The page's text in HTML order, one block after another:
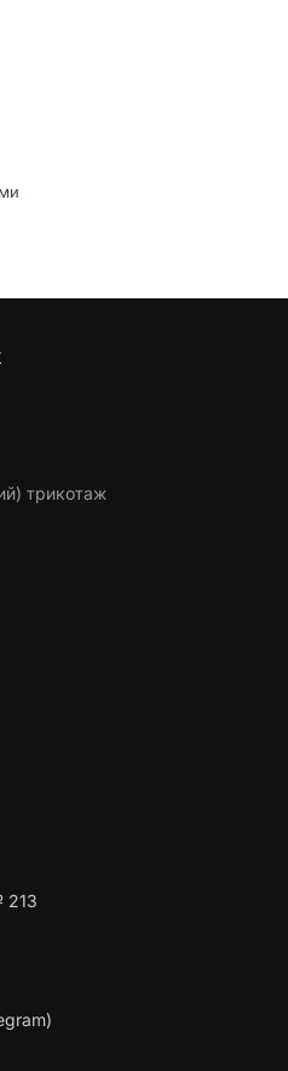
трикотаж
213